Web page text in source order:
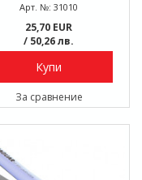
Арт. №: 31010
25,70 EUR
/ 50,26 лв.
Купи
За сравнение